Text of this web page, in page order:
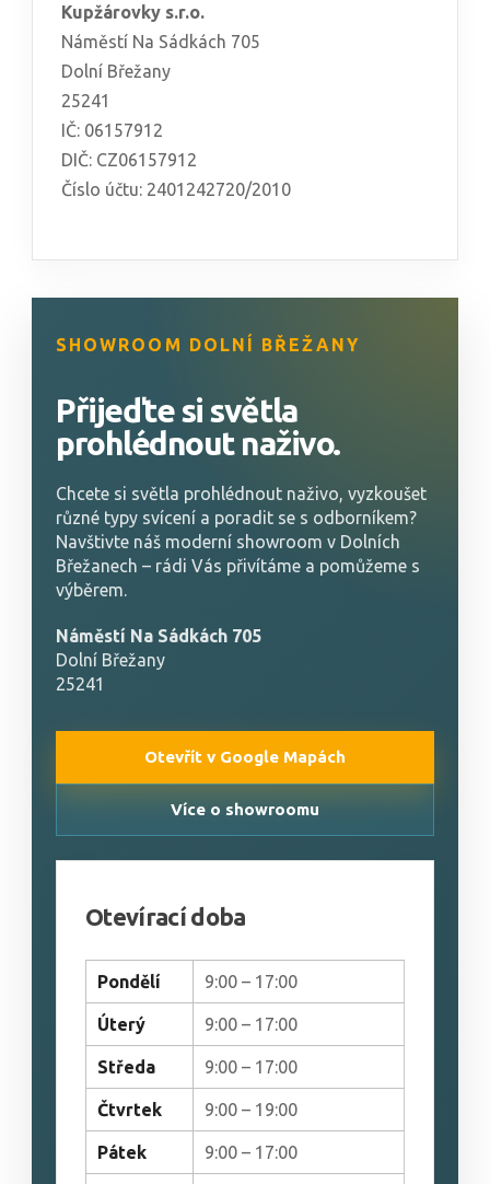
Kupžárovky s.r.o.
Náměstí Na Sádkách 705
Dolní Břežany
25241
IČ: 06157912
DIČ: CZ06157912
Číslo účtu: 2401242720/2010
SHOWROOM DOLNÍ BŘEŽANY
Přijeďte si světla
prohlédnout naživo.
Chcete si světla prohlédnout naživo, vyzkoušet
různé typy svícení a poradit se s odborníkem?
Navštivte náš moderní showroom v Dolních
Břežanech – rádi Vás přivítáme a pomůžeme s
výběrem.
Náměstí Na Sádkách 705
Dolní Břežany
25241
Otevřít v Google Mapách
Více o showroomu
Otevírací doba
Pondělí 9:00 – 17:00
Úterý 9:00 – 17:00
Středa 9:00 – 17:00
Čtvrtek 9:00 – 19:00
Pátek 9:00 – 17:00